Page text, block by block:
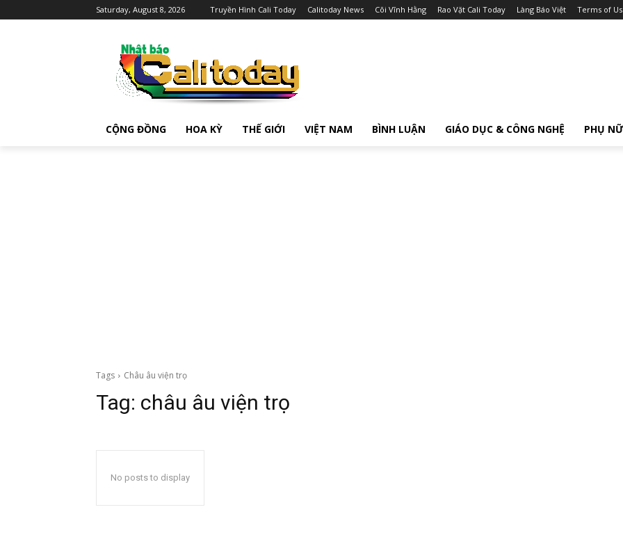
Saturday, August 8, 2026 Truyền Hình Cali Today Calitoday News Cõi Vĩnh Hằng Rao Vặt Cali Today Làng Báo Việt Terms of
CỘNG ĐỒNG HOA KỲ THẾ GIỚI VIỆT NAM BÌNH LUẬN GIÁO DỤC & CÔNG NGHỆ PHỤ NỮ
Tags Châu âu viện trọ
Tag: châu âu viện trọ
No posts to display